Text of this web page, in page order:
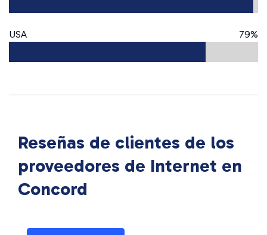
USA 79%
Reseñas de clientes de los
proveedores de Internet en
Concord